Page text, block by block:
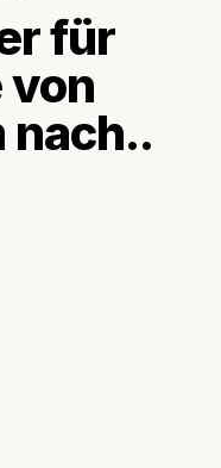
für
von
nach..